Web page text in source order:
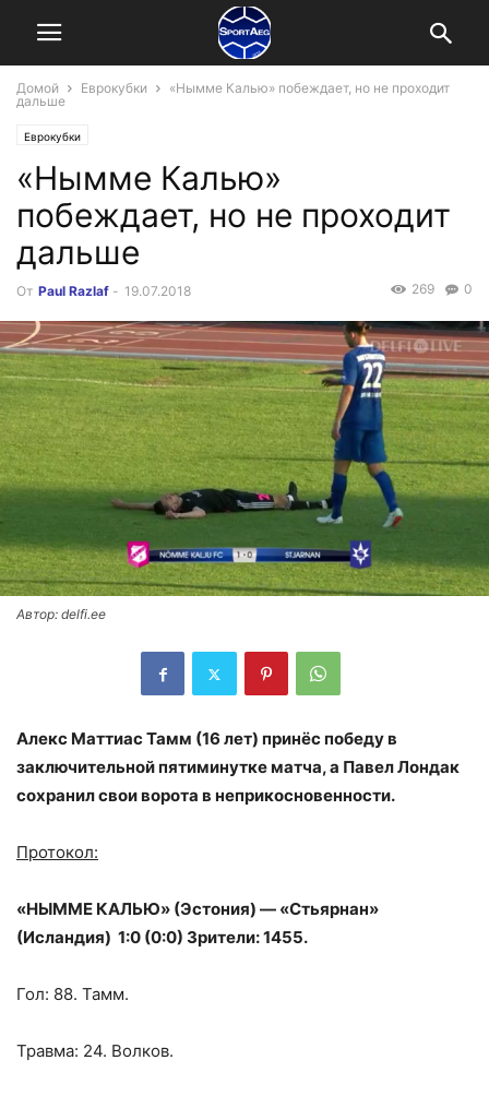
Домой Еврокубки
«Нымме Калью» побеждает, но не проходит
дальше
Еврокубки
«Нымме Калью»
побеждает, но не проходит
дальше
От Paul Razlaf - 19.07.2018 0
269
Автор: delfi.ee
Алекс Маттиас Тамм (16 лет) принёс победу в
заключительной пятиминутке матча, а Павел Лондак
сохранил свои ворота в неприкосновенности.
Протокол:
«НЫММЕ КАЛЬЮ» (Эстония) — «Стьярнан»
(Исландия) 1:0 (0:0) Зрители: 1455.
Гол: 88. Тамм.
Травма: 24. Волков.